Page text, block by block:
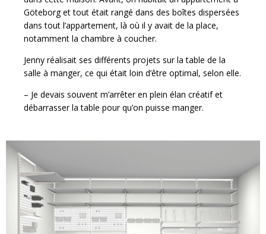
Göteborg et tout était rangé dans des boîtes dispersées
dans tout l’appartement, là où il y avait de la place,
notamment la chambre à coucher.
Jenny réalisait ses différents projets sur la table de la
salle à manger, ce qui était loin d’être optimal, selon elle.
– Je devais souvent m’arrêter en plein élan créatif et
débarrasser la table pour qu’on puisse manger.